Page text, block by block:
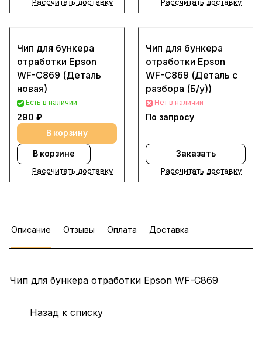
Рассчитать доставку
Рассчитать доставку
Чип для бункера
отработки Epson
WF-C869 (Деталь
новая)
Есть в наличии
290 ₽
В корзину
В корзине
Рассчитать доставку
Чип для бункера
отработки Epson
WF-C869 (Деталь с
разбора (Б/у))
Нет в наличии
По запросу
Заказать
Рассчитать доставку
Описание Отзывы Оплата Доставка
Чип для бункера отработки Epson WF-C869
Назад к списку